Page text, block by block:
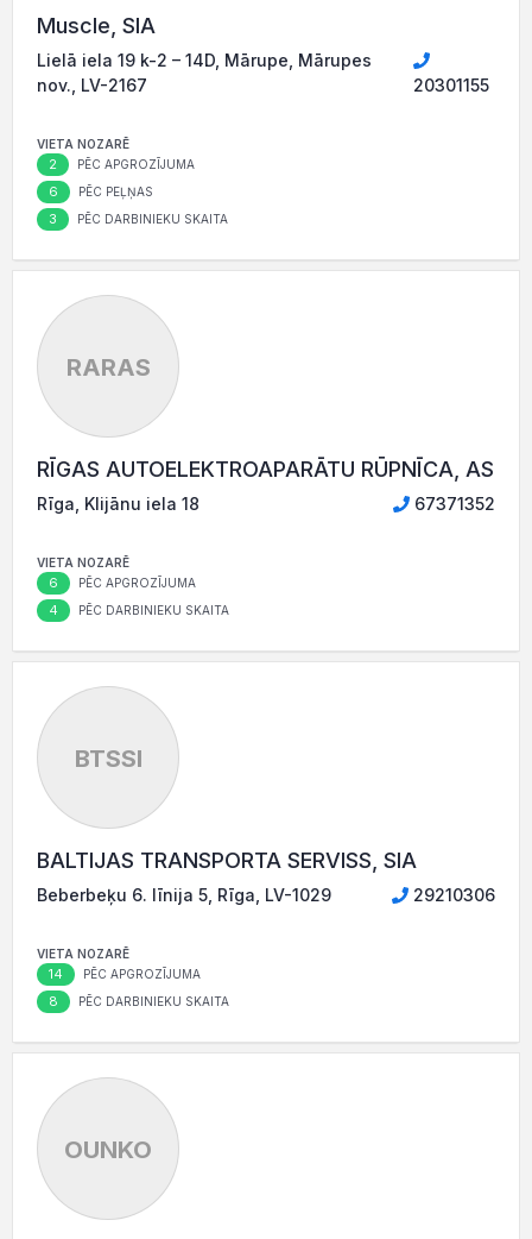
Muscle, SIA
Lielā iela 19 k-2 – 14D, Mārupe, Mārupes
nov., LV-2167
20301155
VIETA NOZARĒ
2 PĒC APGROZĪJUMA
6 PĒC PEĻŅAS
3 PĒC DARBINIEKU SKAITA
RARAS
RĪGAS AUTOELEKTROAPARĀTU RŪPNĪCA, AS
Rīga, Klijānu iela 18 67371352
VIETA NOZARĒ
6 PĒC APGROZĪJUMA
4 PĒC DARBINIEKU SKAITA
BTSSI
BALTIJAS TRANSPORTA SERVISS, SIA
Beberbeķu 6. līnija 5, Rīga, LV-1029 29210306
VIETA NOZARĒ
14 PĒC APGROZĪJUMA
8 PĒC DARBINIEKU SKAITA
OUNKO